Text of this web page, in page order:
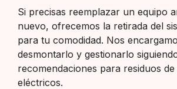
Si precisas reemplazar un equipo
nuevo, ofrecemos la retirada del
para tu comodidad. Nos
desmontarlo y gestionarlo
recomendaciones para residuos
eléctricos.